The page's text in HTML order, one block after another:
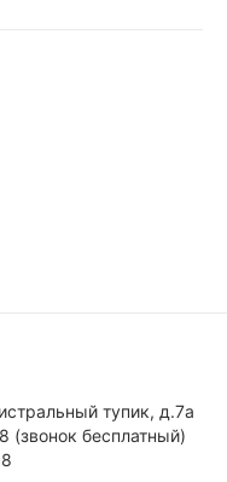
тупик, д.7a
(звонок бесплатный)